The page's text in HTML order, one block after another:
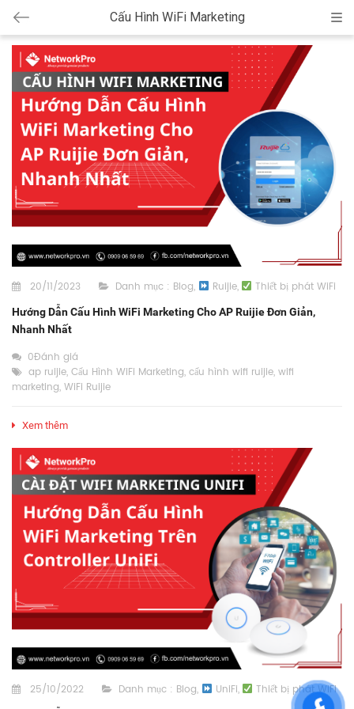
Cấu Hình WiFi Marketing
20/11/2023 Danh mục : Blog, Ruijie, Thiết bị phát WiFi
Hướng Dẫn Cấu Hình WiFi Marketing Cho AP Ruijie Đơn Giản,
Nhanh Nhất
0Đánh giá
ap ruijie, Cấu Hình WiFi Marketing, cấu hình wifi ruijie, wifi
marketing, WiFi Ruijie
Xem thêm
25/10/2022 Danh mục : Blog, UniFi, Thiết bị phát WiFi